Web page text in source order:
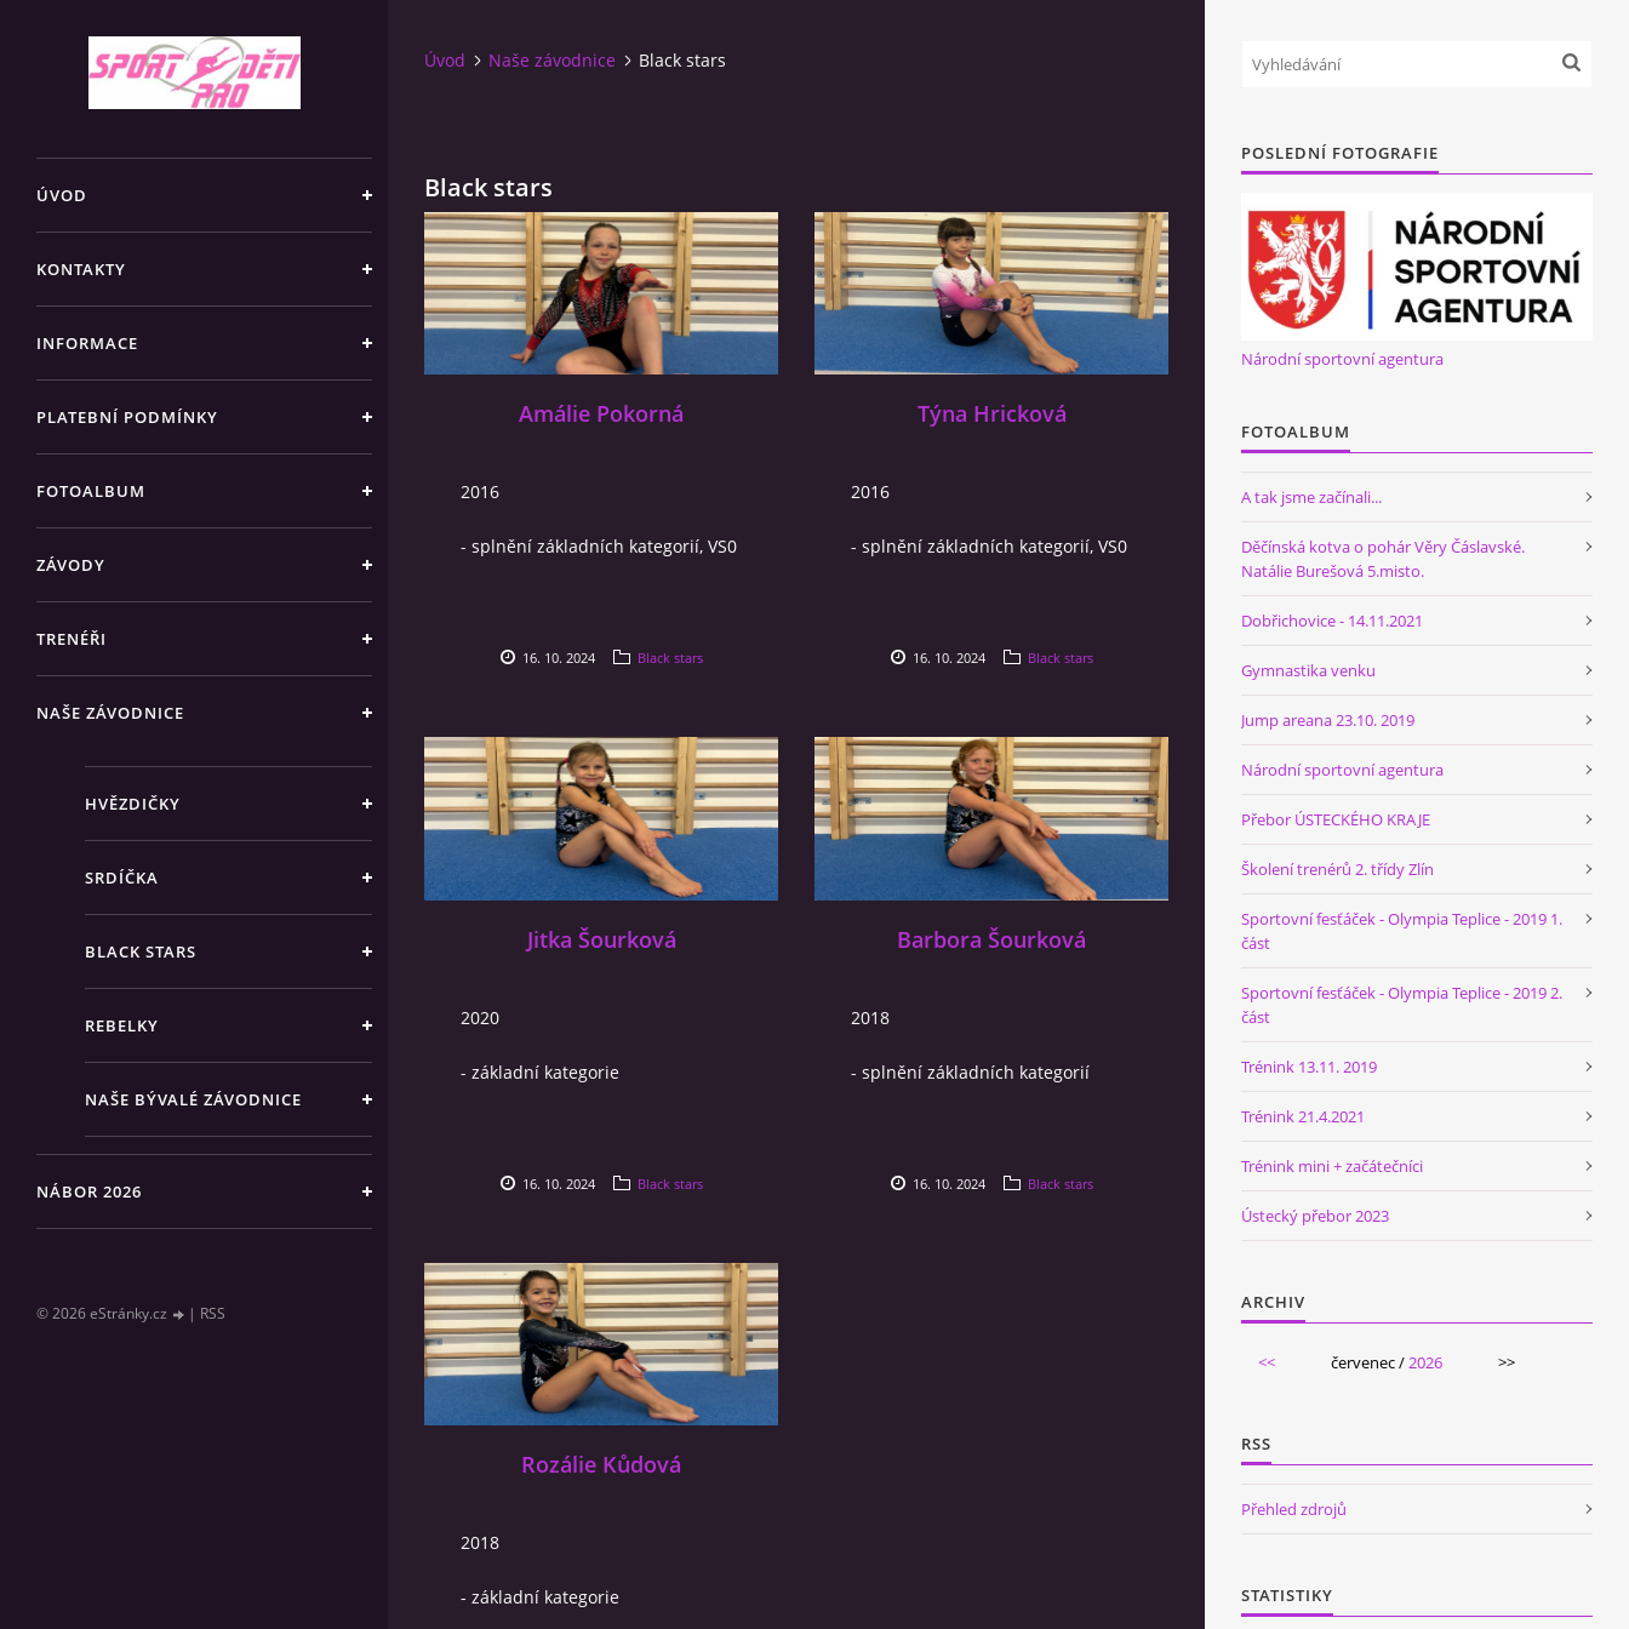
ÚVOD
KONTAKTY
INFORMACE
PLATEBNÍ PODMÍNKY
FOTOALBUM
ZÁVODY
TRENÉŘI
NAŠE ZÁVODNICE
HVĚZDIČKY
SRDÍČKA
BLACK STARS
REBELKY
NAŠE BÝVALÉ ZÁVODNICE
NÁBOR 2026
© 2026 eStránky.cz | RSS
Úvod Naše závodnice Black stars
Black stars
Amálie Pokorná
2016
- splnění základních kategorií, VS0
16. 10. 2024 Black stars
Týna Hricková
2016
- splnění základních kategorií, VS0
16. 10. 2024 Black stars
Jitka Šourková
2020
- základní kategorie
16. 10. 2024 Black stars
Barbora Šourková
2018
- splnění základních kategorií
16. 10. 2024 Black stars
Rozálie Kůdová
2018
- základní kategorie
POSLEDNÍ FOTOGRAFIE
Národní sportovní agentura
FOTOALBUM
A tak jsme začínali...
Děčínská kotva o pohár Věry Čáslavské.
Natálie Burešová 5.misto.
Dobřichovice - 14.11.2021
Gymnastika venku
Jump areana 23.10. 2019
Národní sportovní agentura
Přebor ÚSTECKÉHO KRAJE
Školení trenérů 2. třídy Zlín
Sportovní fesťáček - Olympia Teplice - 2019 1.
část
Sportovní fesťáček - Olympia Teplice - 2019 2.
část
Trénink 13.11. 2019
Trénink 21.4.2021
Trénink mini + začátečníci
Ústecký přebor 2023
ARCHIV
<< červenec /2026 >>
RSS
Přehled zdrojů
STATISTIKY